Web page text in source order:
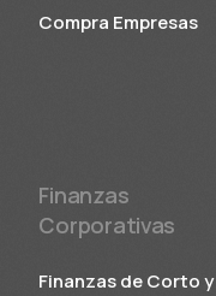
Compra Empresas
Finanzas
Corporativas
Finanzas de Corto y